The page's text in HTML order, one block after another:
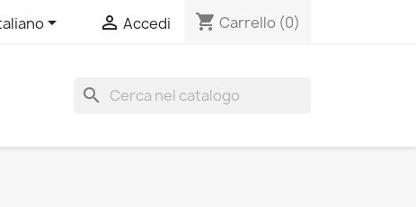
  Accedi shopping_cart Carrello (0)
search